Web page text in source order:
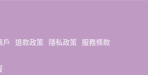
戶 退款政策 隱私政策 服務條款